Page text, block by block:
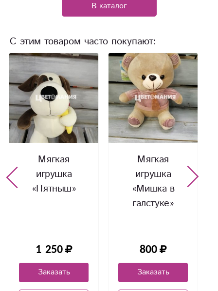
В каталог
С этим товаром часто покупают:
Мягкая
игрушка
«Пятныш»
1 250
Заказать
Мягкая
игрушка
«Мишка в
галстуке»
800
Заказать